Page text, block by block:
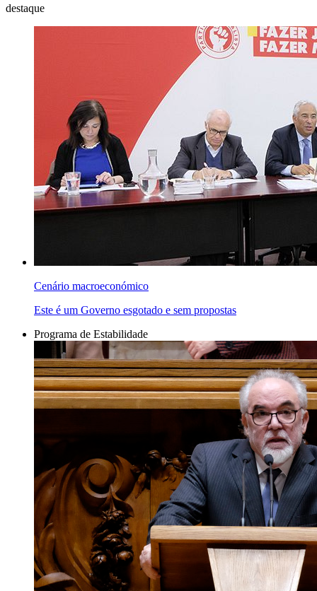
destaque
Cenário macroeconómico
Este é um Governo esgotado e sem propostas
Programa de Estabilidade